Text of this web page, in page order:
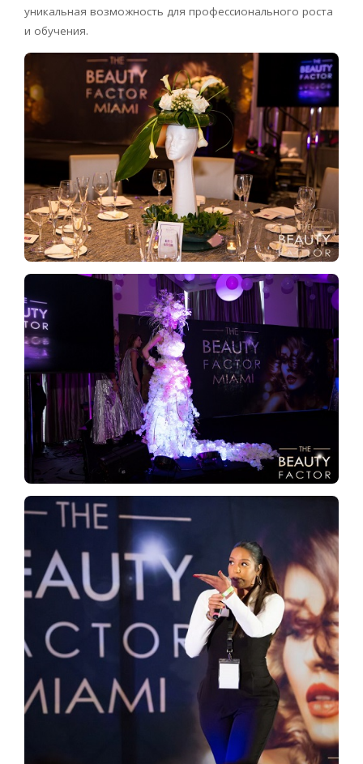
уникальная возможность для профессионального роста
и обучения.